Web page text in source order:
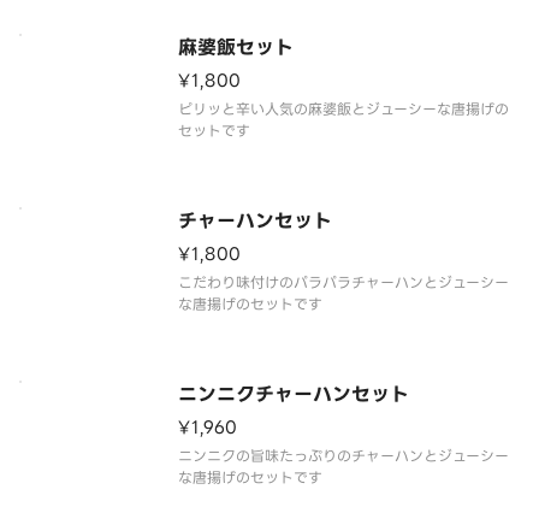
麻婆飯セット
¥1,800
ピリッと辛い人気の麻婆飯とジューシーな唐揚げの
セットです
チャーハンセット
¥1,800
こだわり味付けのパラパラチャーハンとジューシー
な唐揚げのセットです
ニンニクチャーハンセット
¥1,960
ニンニクの旨味たっぷりのチャーハンとジューシー
な唐揚げのセットです